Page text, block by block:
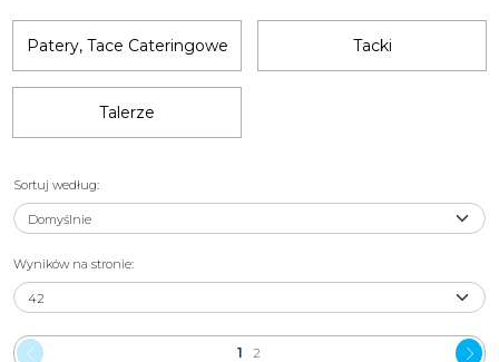
Patery, Tace Cateringowe Tacki
Talerze
Sortuj według:
Wyników na stronie:
1 2